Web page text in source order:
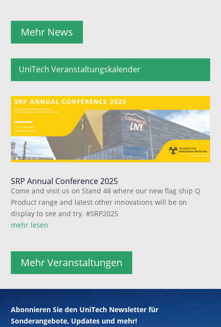
Mehr News
UniTech Veranstaltungskalender
SRP Annual Conference 2025
Come and visit us on Stand 48 where our new flag ship Q
Product range and latest other innovations will be on
display to see and try. #SRP2025
mehr lesen
Mehr Veranstaltungen
Abonnieren Sie den UniTech Newsletter für
Sonderangebote, Updates und mehr!